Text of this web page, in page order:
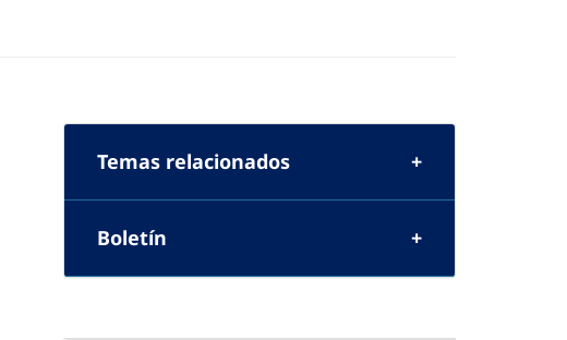
Temas relacionados
Boletín